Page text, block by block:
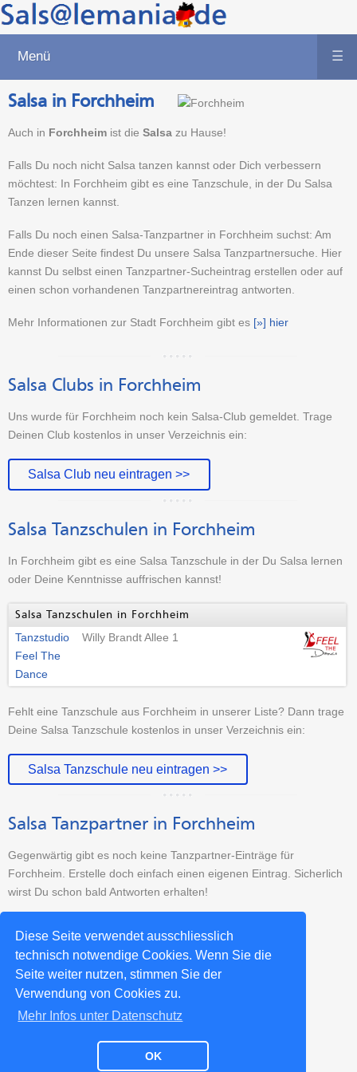
Diese Seite verwendet ausschliesslich
technisch notwendige Cookies. Wenn Sie die
Seite weiter nutzen, stimmen Sie der
Verwendung von Cookies zu.
Mehr Infos unter Datenschutz
OK
Menü ☰
Salsa in Forchheim
Auch in Forchheim ist die Salsa zu Hause!
Falls Du noch nicht Salsa tanzen kannst oder Dich verbessern
möchtest: In Forchheim gibt es eine Tanzschule, in der Du Salsa
Tanzen lernen kannst.
Falls Du noch einen Salsa-Tanzpartner in Forchheim suchst: Am
Ende dieser Seite findest Du unsere Salsa Tanzpartnersuche. Hier
kannst Du selbst einen Tanzpartner-Sucheintrag erstellen oder auf
einen schon vorhandenen Tanzpartnereintrag antworten.
Mehr Informationen zur Stadt Forchheim gibt es [»] hier
Salsa Clubs in Forchheim
Uns wurde für Forchheim noch kein Salsa-Club gemeldet. Trage
Deinen Club kostenlos in unser Verzeichnis ein:
Salsa Club neu eintragen >>
Salsa Tanzschulen in Forchheim
In Forchheim gibt es eine Salsa Tanzschule in der Du Salsa lernen
oder Deine Kenntnisse auffrischen kannst!
Salsa Tanzschulen in Forchheim
Tanzstudio
Feel The
Dance
Willy Brandt Allee 1
Fehlt eine Tanzschule aus Forchheim in unserer Liste? Dann trage
Deine Salsa Tanzschule kostenlos in unser Verzeichnis ein:
Salsa Tanzschule neu eintragen >>
Salsa Tanzpartner in Forchheim
Gegenwärtig gibt es noch keine Tanzpartner-Einträge für
Forchheim. Erstelle doch einfach einen eigenen Eintrag. Sicherlich
wirst Du schon bald Antworten erhalten!
Tanzpartner-Sucheintrag erstellen >>
Weitere Salsa-Städte >>
Datenschutz